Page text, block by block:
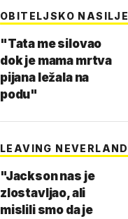
OBITELJSKO NASILJE
"Tata me silovao
dok je mama mrtva
pijana ležala na
podu"
LEAVING NEVERLAND
"Jackson nas je
zlostavljao, ali
mislili smo da je